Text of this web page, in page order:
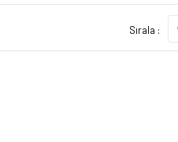
Sırala :